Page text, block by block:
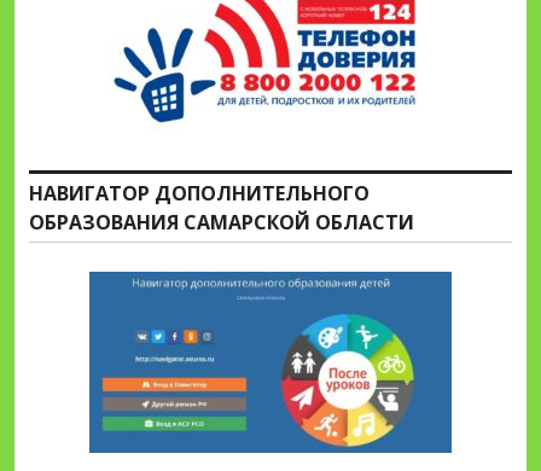
НАВИГАТОР ДОПОЛНИТЕЛЬНОГО
ОБРАЗОВАНИЯ САМАРСКОЙ ОБЛАСТИ